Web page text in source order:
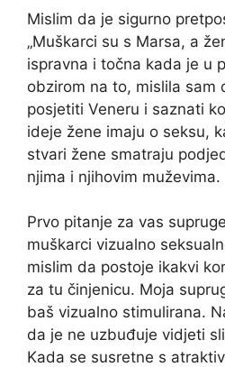
Mislim da je sigurno
„Muškarci su s Marsa, a
ispravna i točna kada je u
obzirom na to, mislila sam
posjetiti Veneru i saznati
ideje žene imaju o seksu,
stvari žene smatraju
njima i njihovim muževima.
Prvo pitanje za vas
muškarci vizualno
mislim da postoje ikakvi
za tu činjenicu. Moja
baš vizualno stimulirana.
da je ne uzbuđuje vidjeti
Kada se susretne s